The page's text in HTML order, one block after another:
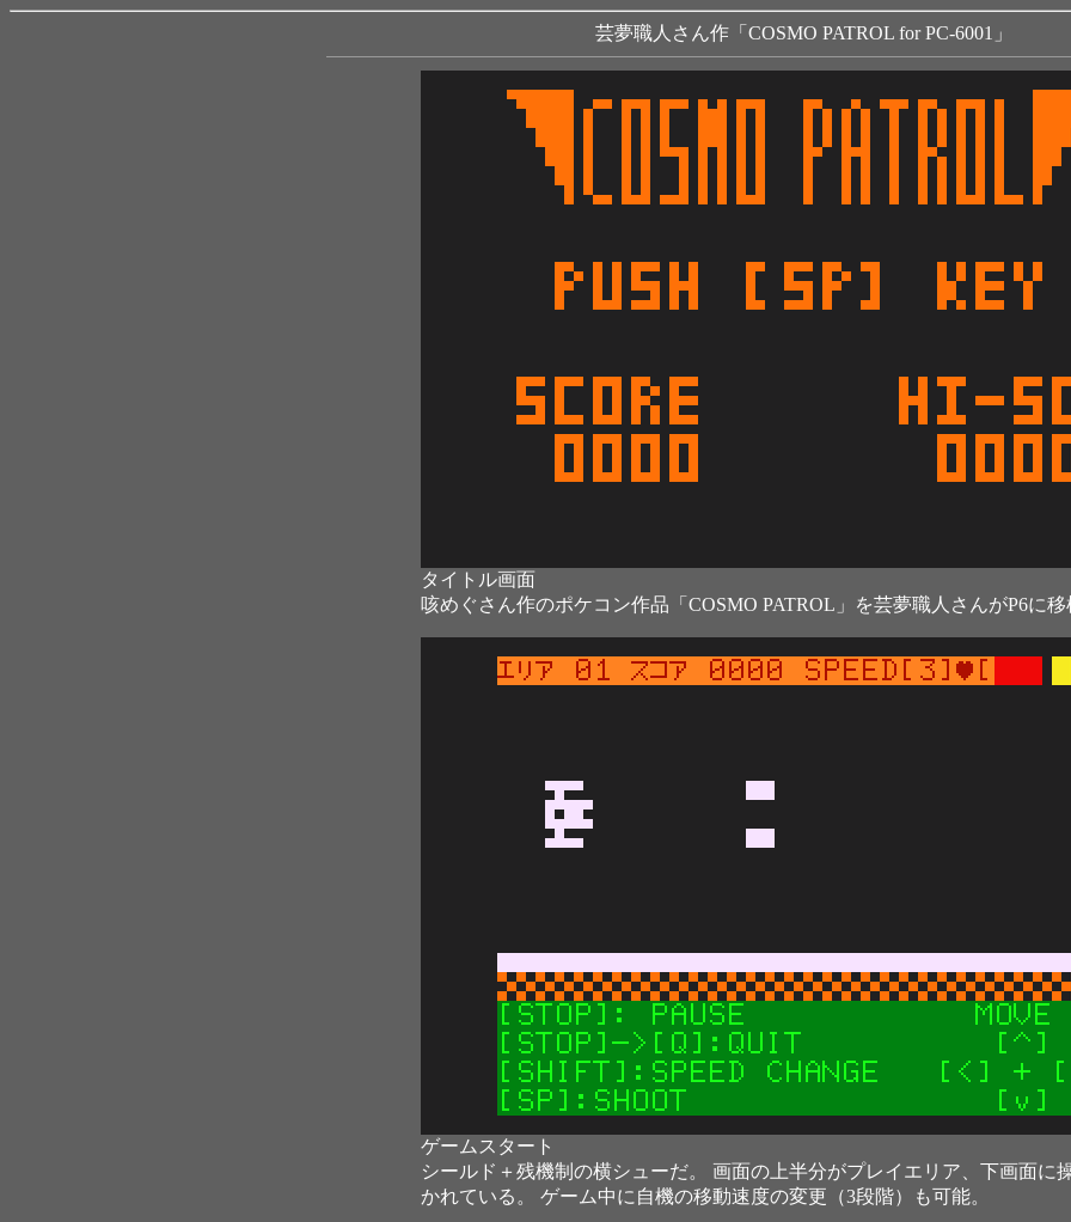
芸夢職人さん作「COSMO PATROL for PC-6001」
タイトル画面
咳めぐさん作のポケコン作品「COSMO PATROL」を芸夢職人さんがP6に移
ゲームスタート
シールド＋残機制の横シューだ。 画面の上半分がプレイエリア、下画面に
かれている。 ゲーム中に自機の移動速度の変更（3段階）も可能。